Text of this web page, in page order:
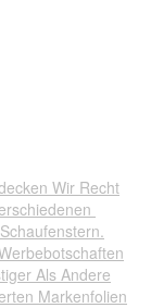
Wir Recht
Als Andere
Markenfolien